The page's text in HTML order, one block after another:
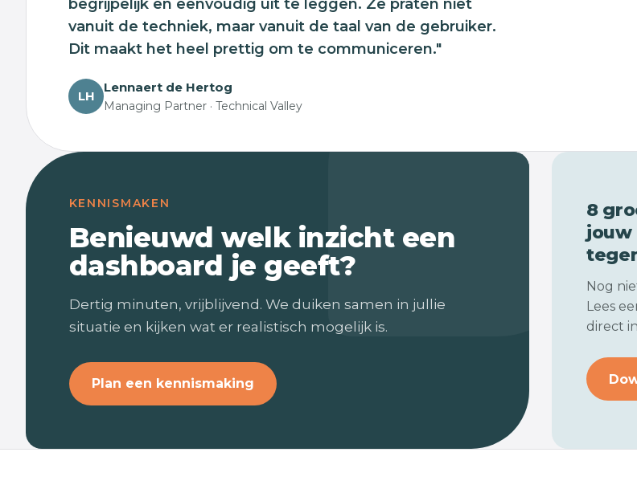
begrijpelijk en eenvoudig uit te leggen. Ze praten niet
vanuit de techniek, maar vanuit de taal van de gebruiker.
Dit maakt het heel prettig om te communiceren."
LH
Lennaert de Hertog
Managing Partner · Technical Valley
KENNISMAKEN
Benieuwd welk inzicht een
dashboard je geeft?
Dertig minuten, vrijblijvend. We duiken samen in jullie
situatie en kijken wat er realistisch mogelijk is.
Plan een kennismaking
8
jouw
Nog
Lees
direct